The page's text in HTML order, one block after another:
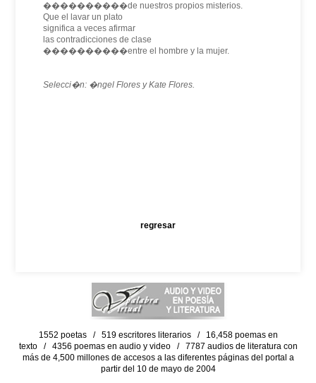
����������de nuestros propios misterios.
Que el lavar un plato
significa a veces afirmar
las contradicciones de clase
����������entre el hombre y la mujer.
Selecci�n: �ngel Flores y Kate Flores.
regresar
1552 poetas / 519 escritores literarios / 16,458 poemas en
texto / 4356 poemas en audio y video / 7787 audios de literatura con
más de 4,500 millones de accesos a las diferentes páginas del portal a
partir del 10 de mayo de 2004